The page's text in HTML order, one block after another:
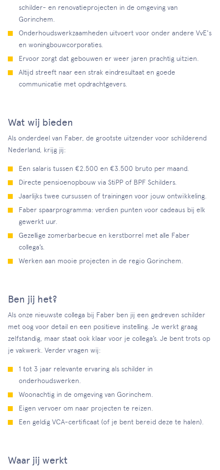
schilder- en renovatieprojecten in de omgeving van
Gorinchem.
Onderhoudswerkzaamheden uitvoert voor onder andere VvE's
en woningbouwcorporaties.
Ervoor zorgt dat gebouwen er weer jaren prachtig uitzien.
Altijd streeft naar een strak eindresultaat en goede
communicatie met opdrachtgevers.
Wat wij bieden
Als onderdeel van Faber, de grootste uitzender voor schilderend
Nederland, krijg jij:
Een salaris tussen €2.500 en €3.500 bruto per maand.
Directe pensioenopbouw via StiPP of BPF Schilders.
Jaarlijks twee cursussen of trainingen voor jouw ontwikkeling.
Faber spaarprogramma: verdien punten voor cadeaus bij elk
gewerkt uur.
Gezellige zomerbarbecue en kerstborrel met alle Faber
collega’s.
Werken aan mooie projecten in de regio Gorinchem.
Ben jij het?
Als onze nieuwste collega bij Faber ben jij een gedreven schilder
met oog voor detail en een positieve instelling. Je werkt graag
zelfstandig, maar staat ook klaar voor je collega’s. Je bent trots op
je vakwerk. Verder vragen wij:
1 tot 3 jaar relevante ervaring als schilder in
onderhoudswerken.
Woonachtig in de omgeving van Gorinchem.
Eigen vervoer om naar projecten te reizen.
Een geldig VCA-certificaat (of je bent bereid deze te halen).
Waar jij werkt